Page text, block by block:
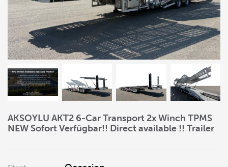
AKSOYLU AKT2 6-Car Transport 2x Winch TPMS
NEW Sofort Verfügbar!! Direct available !! Trailer